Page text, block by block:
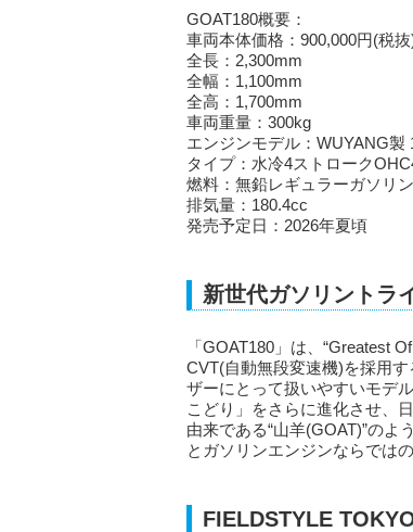
GOAT180概要：
車両本体価格：900,000円(税
全長：2,300mm
全幅：1,100mm
全高：1,700mm
車両重量：300kg
エンジンモデル：WUYANG製
タイプ：水冷4ストローク
燃料：無鉛レギュラーガソリン
排気量：180.4cc
発売予定日：2026年夏頃
新世代ガソリントラ
「GOAT180」は、“Greatest
CVT(自動無段変速機)を採用
ザーにとって扱いやすいモデ
こどり」をさらに進化させ、
由来である“山羊(GOAT)”の
とガソリンエンジンならでは
FIELDSTYLE